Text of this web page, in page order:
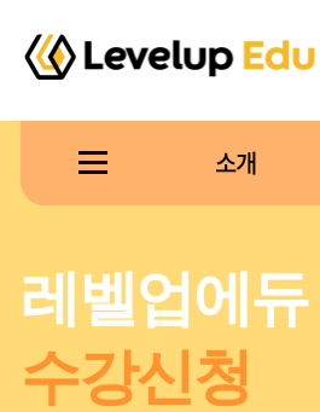
레벨업에듀
수강신청
소개